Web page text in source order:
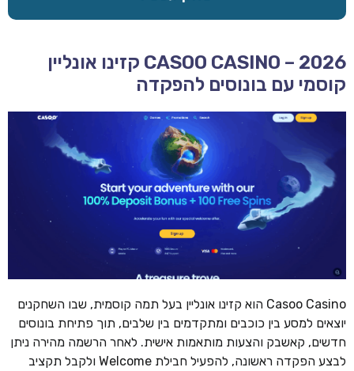
CASOO CASINO – 2026 קזינו אונליין
קוסמי עם בונוסים להפקדה
Casoo Casino הוא קזינו אונליין בעל תמה קוסמית, שבו השחקנים
יוצאים למסע בין כוכבים ומתקדמים בין שלבים, תוך פתיחת בונוסים
חדשים, קאשבק והצעות מותאמות אישית. לאחר הרשמה מהירה ניתן
לבצע הפקדה ראשונה, להפעיל חבילת Welcome ולקבל תקציב